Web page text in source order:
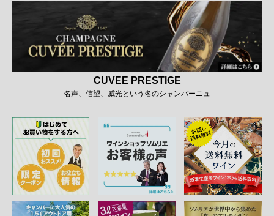
CUVEE PRESTIGE
名声、信望、威光という名のシャンパーニュ